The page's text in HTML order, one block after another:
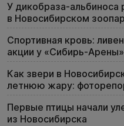
У дикобраза-
в Новосибирском
Спортивная кровь:
акции у «Сибирь-Арены»
Как звери в
летнюю жару:
Первые птицы начали
из Новосибирска